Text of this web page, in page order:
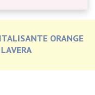
ORANGE